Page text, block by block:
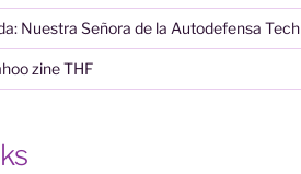
Nuestra Señora de la Autodefensa Tech
zine THF